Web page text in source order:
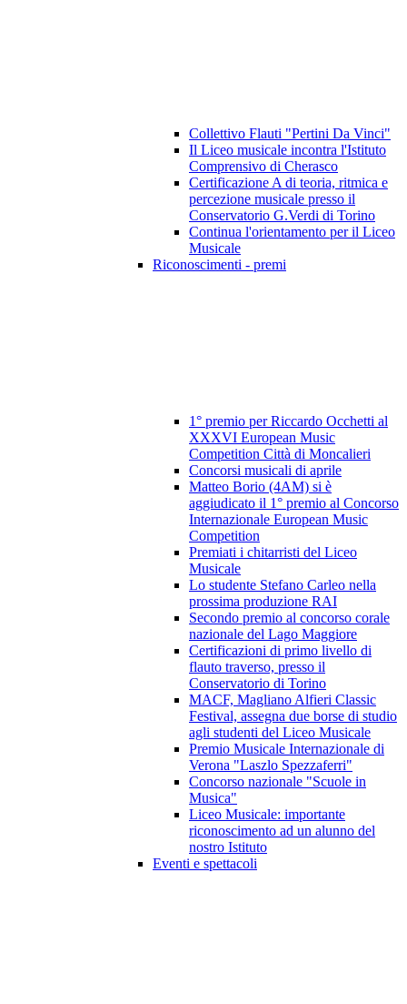
Collettivo Flauti "Pertini Da Vinci"
Il Liceo musicale incontra l'Istituto
Comprensivo di Cherasco
Certificazione A di teoria, ritmica e
percezione musicale presso il
Conservatorio G.Verdi di Torino
Continua l'orientamento per il Liceo
Musicale
Riconoscimenti - premi
1° premio per Riccardo Occhetti al
XXXVI European Music
Competition Città di Moncalieri
Concorsi musicali di aprile
Matteo Borio (4AM) si è
aggiudicato il 1° premio al Concorso
Internazionale European Music
Competition
Premiati i chitarristi del Liceo
Musicale
Lo studente Stefano Carleo nella
prossima produzione RAI
Secondo premio al concorso corale
nazionale del Lago Maggiore
Certificazioni di primo livello di
flauto traverso, presso il
Conservatorio di Torino
MACF, Magliano Alfieri Classic
Festival, assegna due borse di studio
agli studenti del Liceo Musicale
Premio Musicale Internazionale di
Verona "Laszlo Spezzaferri"
Concorso nazionale "Scuole in
Musica"
Liceo Musicale: importante
riconoscimento ad un alunno del
nostro Istituto
Eventi e spettacoli